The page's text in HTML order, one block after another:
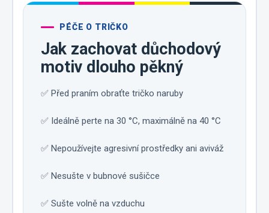
PÉČE O TRIČKO
Jak zachovat důchodový
motiv dlouho pěkný
✅ Před praním obraťte tričko naruby
✅ Ideálně perte na 30 °C, maximálně na 40 °C
✅ Nepoužívejte agresivní prostředky ani aviváž
✅ Nesušte v bubnové sušičce
✅ Sušte volně na vzduchu